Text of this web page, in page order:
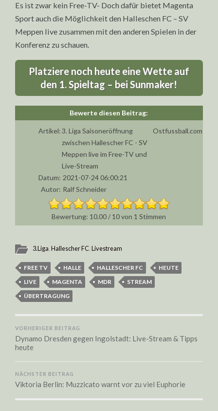
Es ist zwar kein Free-TV- Doch dafür bietet Magenta
Sport auch die Möglichkeit den Halleschen FC – SV
Meppen live zusammen mit den anderen Spielen in der
Konferenz zu schauen.
Platziere noch heute eine Wette auf
den 1. Spieltag – bei Sunmaker!
Artikel:3. Liga Saisoneröffnung
zwischen Hallescher FC - SV
Meppen live im Free-TV und
Live-Stream
Ostfussball.com
Datum: 2021-07-24 06:00:21
Autor: Ralf Schneider
10.00/ 10von 1 Stimmen
3.Liga,Hallescher FC,Livestream
FREE TV HALLE HALLESCHER FC
HEUTE
LIVE
MAGENTA MDR
STREAM
ÜBERTRAGUNG
VORHERIGER BEITRAG
Dynamo Dresden gegen Ingolstadt: Live-Stream & Tipps
heute
NÄCHSTER BEITRAG
Viktoria Berlin: Muzzicato warnt vor zu viel Euphorie